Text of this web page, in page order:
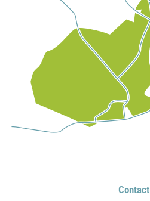
Contact